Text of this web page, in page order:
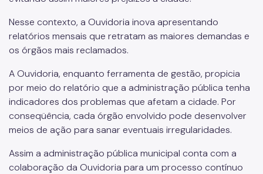
Nesse contexto, a Ouvidoria inova apresentando
relatórios mensais que retratam as maiores demandas e
os órgãos mais reclamados.
A Ouvidoria, enquanto ferramenta de gestão, propicia
por meio do relatório que a administração pública tenha
indicadores dos problemas que afetam a cidade. Por
conseqüência, cada órgão envolvido pode desenvolver
meios de ação para sanar eventuais irregularidades.
Assim a administração pública municipal conta com a
colaboração da Ouvidoria para um processo contínuo